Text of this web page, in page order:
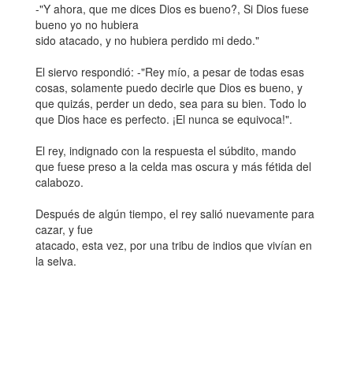
-"Y ahora, que me dices Dios es bueno?, Si Dios fuese
bueno yo no hubiera
sido atacado, y no hubiera perdido mi dedo."
El siervo respondió: -"Rey mío, a pesar de todas esas
cosas, solamente puedo decirle que Dios es bueno, y
que quizás, perder un dedo, sea para su bien. Todo lo
que Dios hace es perfecto. ¡El nunca se equivoca!".
El rey, indignado con la respuesta el súbdito, mando
que fuese preso a la celda mas oscura y más fétida del
calabozo.
Después de algún tiempo, el rey salió nuevamente para
cazar, y fue
atacado, esta vez, por una tribu de indios que vivían en
la selva.